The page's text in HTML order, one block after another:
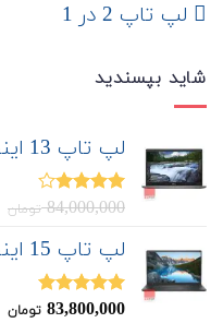
لپ تاپ 2 در 1
شاید بپسندید
لپ تاپ 13 اینچی Dell مدل Latitude 3340
نمره
84,000,000 تومان
لپ تاپ 15 اینچی Dell مدل Inspiron 3535
نمره5.00
83,800,000 تومان